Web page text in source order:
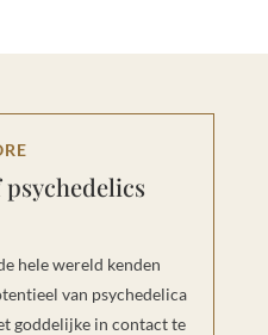
hele wereld kenden
van psychedelica
goddelijke in contact te